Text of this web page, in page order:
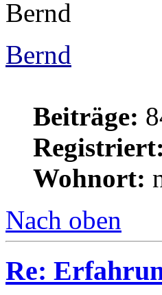
Bernd
Bernd
Beiträge:
Registriert:
Wohnort:
Nach oben
Re: